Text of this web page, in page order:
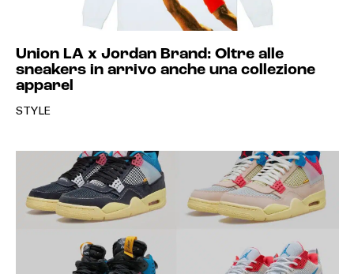
Union LA x Jordan Brand: Oltre alle
sneakers in arrivo anche una collezione
apparel
STYLE